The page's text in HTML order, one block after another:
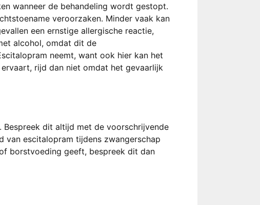
wanneer de behandeling wordt gestopt.
veroorzaken. Minder vaak kan
een ernstige allergische reactie,
alcohol, omdat dit de
neemt, want ook hier kan het
rijd dan niet omdat het gevaarlijk
Bespreek dit altijd met de voorschrijvende
van escitalopram tijdens zwangerschap
borstvoeding geeft, bespreek dit dan